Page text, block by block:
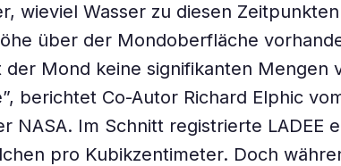
wieviel Wasser zu diesen
über der Mondoberfläche
der Mond keine signifikanten Mengen
berichtet Co-Autor Richard Elphic
NASA. Im Schnitt registrierte LADEE
pro Kubikzentimeter. Doch